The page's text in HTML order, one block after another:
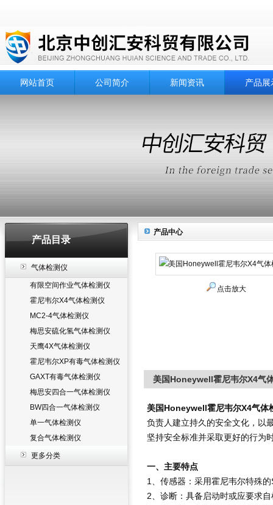
网站首页 公司简介 新闻资讯 产品展
产品目录
气体检测仪
有限空间作业气体检测仪
霍尼韦尔X4气体检测仪
MC2-4气体检测仪
梅思安硫化氢气体检测仪
天鹰4X气体检测仪
霍尼韦尔XP有毒气体检测仪
GAXT有毒气体检测仪
梅思安四合一气体检测仪
BW四合一气体检测仪
单一气体检测仪
复合气体检测仪
更多分类
产品中心
点击放大
美国Honeywell霍尼韦尔X4气
美国Honeywell霍尼韦尔X4气体
负责人建立持久的安全文化，以
坚持安全标准并采取更好的行为
一、主要特点
1、传感器：采用霍尼韦尔特殊
2、诊断：具备启动时或应要求